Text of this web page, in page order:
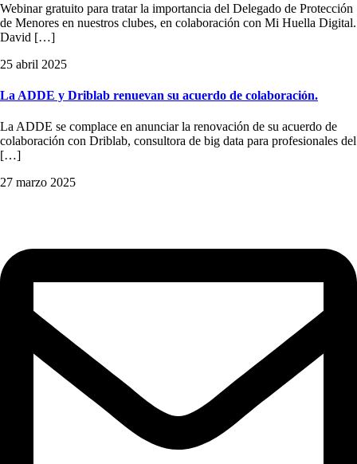
Webinar gratuito para tratar la importancia del Delegado de Protección
de Menores en nuestros clubes, en colaboración con Mi Huella Digital.
David […]
25 abril 2025
La ADDE y Driblab renuevan su acuerdo de colaboración.
La ADDE se complace en anunciar la renovación de su acuerdo de
colaboración con Driblab, consultora de big data para profesionales del
[…]
27 marzo 2025